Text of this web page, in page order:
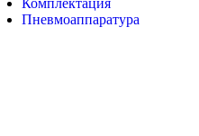
Пневмоаппаратура